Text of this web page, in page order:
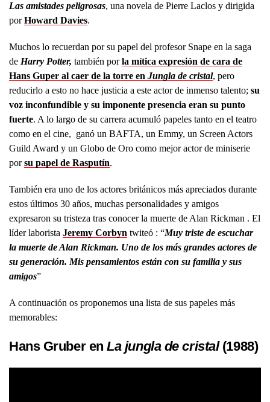
Las amistades peligrosas, una novela de Pierre Laclos y dirigida
porHoward Davies.
Muchos lo recuerdan por su papel del profesor Snape en la saga
de Harry Potter, también porla mítica expresión de cara de
Hans Guper al caer de la torre en Jungla de cristal, pero
reducirlo a esto no hace justicia a este actor de inmenso talento; su
voz inconfundible y su imponente presencia eran su punto
fuerte. A lo largo de su carrera acumuló papeles tanto en el teatro
como en el cine, ganó un BAFTA, un Emmy, un Screen Actors
Guild Award y un Globo de Oro como mejor actor de miniserie
porsu papel de Rasputín.
También era uno de los actores británicos más apreciados durante
estos últimos 30 años, muchas personalidades y amigos
expresaron su tristeza tras conocer la muerte de Alan Rickman . El
líder laborista Jeremy Corbyn twiteó : “Muy triste de escuchar
la muerte de Alan Rickman. Uno de los más grandes actores de
su generación. Mis pensamientos están con su familia y sus
amigos”
A continuación os proponemos una lista de sus papeles más
memorables:
Hans Gruber enLa jungla de cristal(1988)